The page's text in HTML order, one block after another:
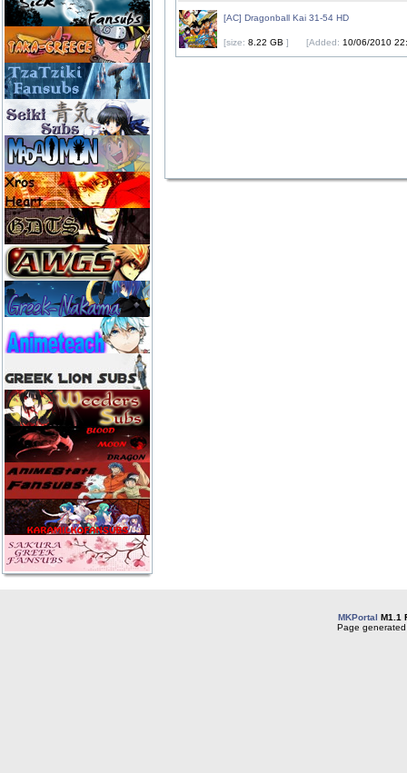
[AC] Dragonball Kai 31-54 HD
[size: 8.22 GB ] [Added: 10/06/2010
MKPortal M1.1
Page